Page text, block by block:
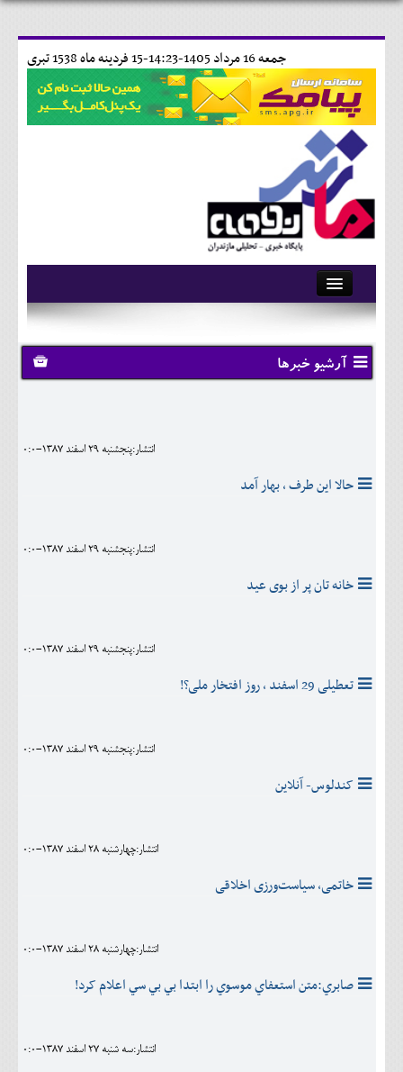
15 فردينه ماه 1538 تبری جمعه 16 مرداد 1405-14:23-
آرشیو
تماس با ما
وبلاگ
کلینیک
آرشیو خبرها
انتشار:پنجشنبه 29 اسفند 1387-0:0
حالا این طرف ، بهار آمد
انتشار:پنجشنبه 29 اسفند 1387-0:0
خانه تان پر از بوی عید
انتشار:پنجشنبه 29 اسفند 1387-0:0
تعطیلی 29 اسفند ، روز افتخار ملی؟!
انتشار:پنجشنبه 29 اسفند 1387-0:0
کندلوس- آنلاين
انتشار:چهارشنبه 28 اسفند 1387-0:0
خاتمی، سیاست‌ورزی اخلاقی
انتشار:چهارشنبه 28 اسفند 1387-0:0
صابري:متن استعفاي موسوي را ابتدا بي بي سي اعلام کرد!
انتشار:سه شنبه 27 اسفند 1387-0:0